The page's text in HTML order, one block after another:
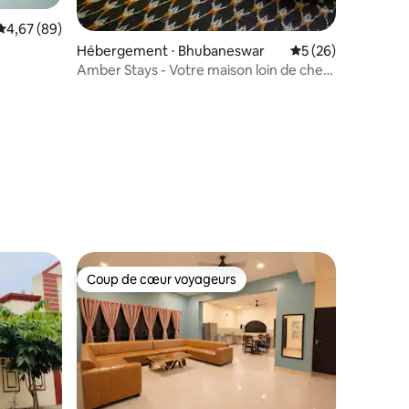
: 5 sur 5
moyenne sur la base de 89 commentaires : 4,67 sur 5
4,67 (89)
Hébergement ⋅ Bhubaneswar Évaluation
5 (26)
Amber Stays - Votre maison loin de chez
Coup de cœur voyageurs
Coup de cœur voyageurs